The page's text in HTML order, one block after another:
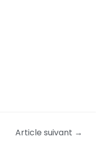
Article suivant →